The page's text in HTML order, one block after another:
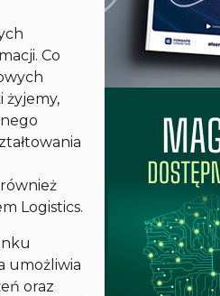
Co
żyjemy,
Logistics.
umożliwia
oraz